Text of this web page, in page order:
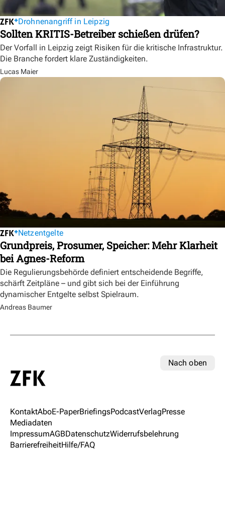
Drohnenangriff in Leipzig
Sollten KRITIS-Betreiber schießen drüfen?
Der Vorfall in Leipzig zeigt Risiken für die kritische Infrastruktur.
Die Branche fordert klare Zuständigkeiten.
Lucas Maier
Netzentgelte
Grundpreis, Prosumer, Speicher: Mehr Klarheit
bei Agnes-Reform
Die Regulierungsbehörde definiert entscheidende Begriffe,
schärft Zeitpläne – und gibt sich bei der Einführung
dynamischer Entgelte selbst Spielraum.
Andreas Baumer
Nach oben
KontaktAboE-PaperBriefingsPodcastVerlagPresse
Mediadaten
ImpressumAGBDatenschutzWiderrufsbelehrung
BarrierefreiheitHilfe/FAQ